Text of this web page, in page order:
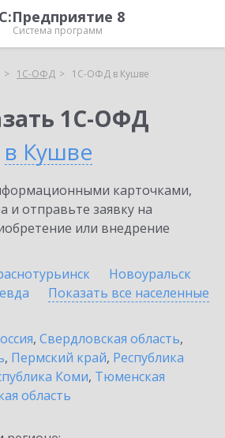
8
Система программ
1С-ОФД 1С-ОФД в Кушве
1С-ОФД
в Кушве
карточками,
и отправьте заявку на
или внедрение
Новоуральск
Показать все населенные
, Свердловская область,
, Пермский край, Республика
Коми, Тюменская
область